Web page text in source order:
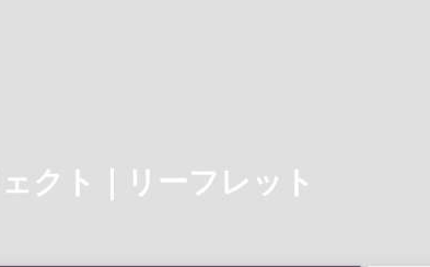
クト｜リーフレット